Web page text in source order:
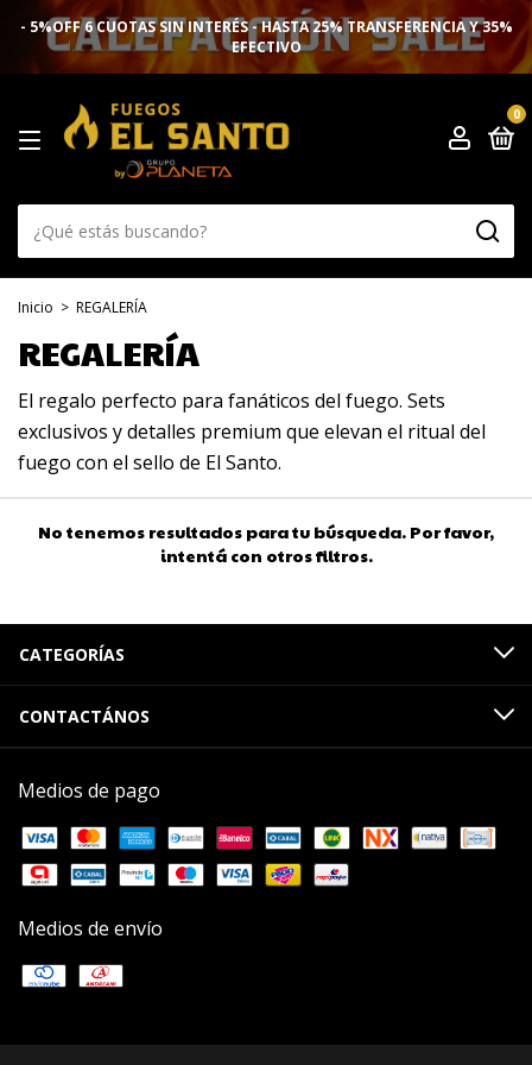
- 5%OFF 6 CUOTAS SIN INTERÉS - HASTA 25% TRANSFERENCIA Y 35%
EFECTIVO
0
Inicio > REGALERÍA
REGALERÍA
El regalo perfecto para fanáticos del fuego. Sets
exclusivos y detalles premium que elevan el ritual del
fuego con el sello de El Santo.
No tenemos resultados para tu búsqueda. Por favor,
intentá con otros filtros.
CATEGORÍAS
CONTACTÁNOS
Medios de pago
Medios de envío